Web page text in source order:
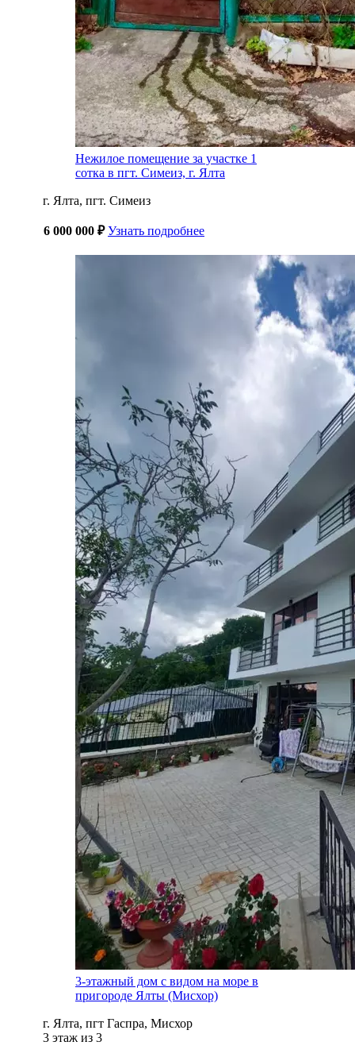
Нежилое помещение за участке 1
сотка в пгт. Симеиз, г. Ялта
г. Ялта, пгт. Симеиз
6 000 000 ₽ Узнать подробнее
3-этажный дом с видом на море в
пригороде Ялты (Мисхор)
г. Ялта, пгт Гаспра, Мисхор
3 этаж из 3